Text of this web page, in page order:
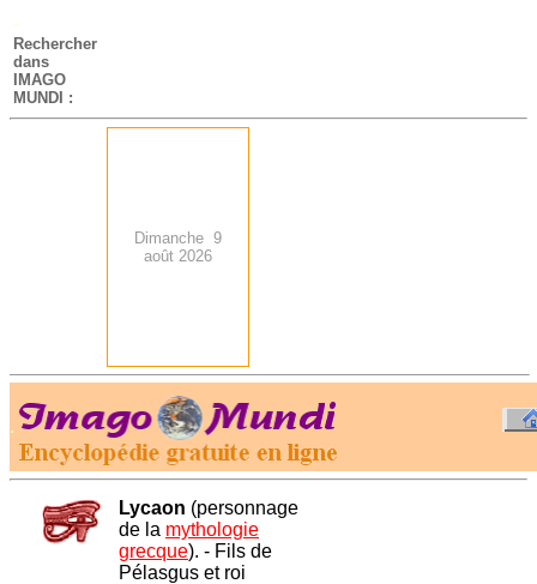
-
Rechercher
dans
IMAGO
MUNDI :
Dimanche 9
août 2026
.
Lycaon (personnage
de la mythologie
grecque). - Fils de
Pélasgus et roi